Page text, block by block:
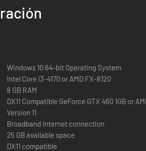
delicioso sufrimiento que se extendió por todo
extradimensional que lleva a un placer
un superviviente para atraparlo.
Su velocidad de movimiento se
DEL LAMENTO
con ella, la caja conocida como la
recoja esta caja sufre el efecto de
fin a la Caza encadenada y quitarle el
Windows 10 64-bit Operating System
Intel Core i3-4170 or AMD FX-8120
8 GB RAM
DX11 Compatible GeForce GTX 460 1GB or
Version 11
Broadband Internet connection
25 GB available space
DX11 compatible